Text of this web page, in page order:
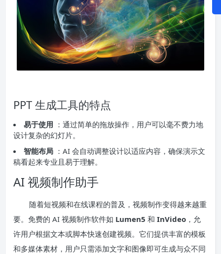
PPT 生成工具的特点
易于使用 ：通过简单的拖放操作，用户可以毫不费力地
设计复杂的幻灯片。
智能布局 ：AI 会自动调整设计以适应内容，确保演示文
稿看起来专业且易于理解。
AI 视频制作助手
随着短视频和在线课程的普及，视频制作变得越来越重
要。免费的 AI 视频制作软件如 Lumen5 和 InVideo ，允
许用户根据文本或脚本快速创建视频。它们提供丰富的模板
和多媒体素材，用户只需添加文字和图像即可生成与众不同